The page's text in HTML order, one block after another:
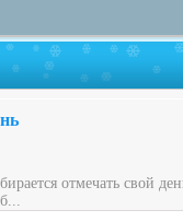
отмечать свой